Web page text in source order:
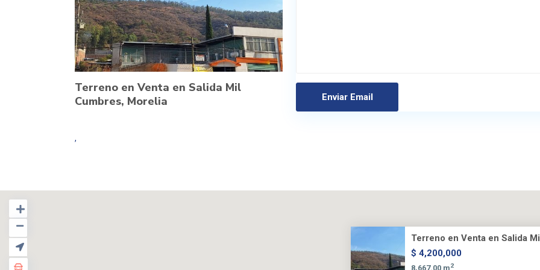
Terreno en Venta en Salida Mil
Cumbres, Morelia
,
Terreno en Venta en Salida
$ 4,200,000
8,667.00 m2